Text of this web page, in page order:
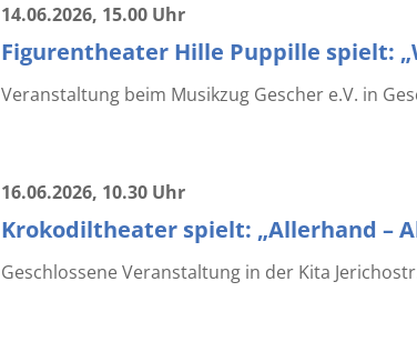
14.06.2026, 15.00 Uhr
Figurentheater Hille Puppille spielt:
Veranstaltung beim Musikzug Gescher e.V. in
16.06.2026, 10.30 Uhr
Krokodiltheater spielt: „Allerhand –
Geschlossene Veranstaltung in der Kita